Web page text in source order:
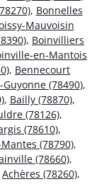
, Bonnelles
Mauvoisin
, Boinvilliers
en-Mantois
, Bennecourt
(78490),
, Bailly (78870),
(78126),
(78610),
(78790),
(78660),
Achères (78260),